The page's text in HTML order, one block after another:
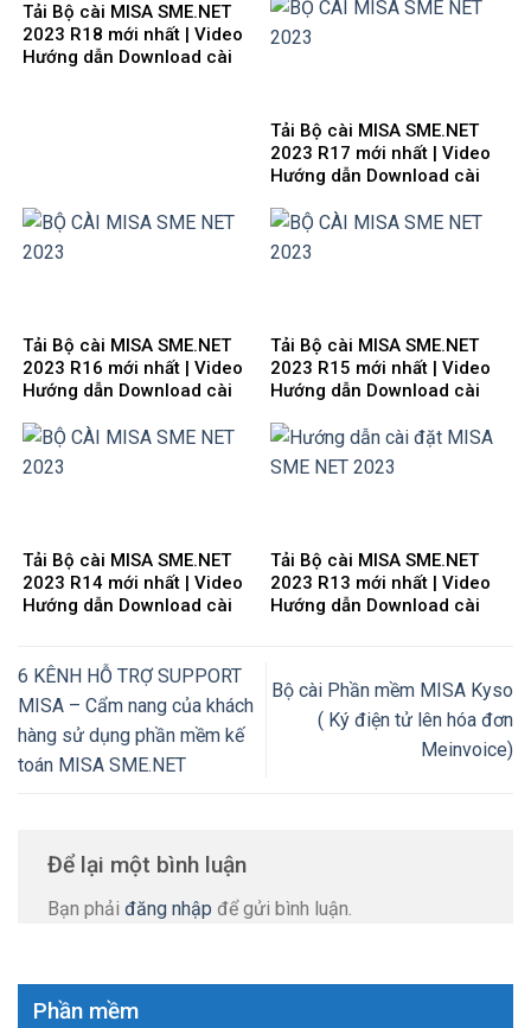
Tải Bộ cài MISA SME.NET
2023 R18 mới nhất | Video
Hướng dẫn Download cài
Tải Bộ cài MISA SME.NET
2023 R17 mới nhất | Video
Hướng dẫn Download cài
Tải Bộ cài MISA SME.NET
2023 R16 mới nhất | Video
Hướng dẫn Download cài
Tải Bộ cài MISA SME.NET
2023 R15 mới nhất | Video
Hướng dẫn Download cài
Tải Bộ cài MISA SME.NET
2023 R14 mới nhất | Video
Hướng dẫn Download cài
Tải Bộ cài MISA SME.NET
2023 R13 mới nhất | Video
Hướng dẫn Download cài
6 KÊNH HỖ TRỢ SUPPORT
MISA – Cẩm nang của khách
hàng sử dụng phần mềm kế
toán MISA SME.NET
Bộ cài Phần mềm MISA Kyso
( Ký điện tử lên hóa đơn
Meinvoice)
Để lại một bình luận
Bạn phải đăng nhập để gửi bình luận.
Phần mềm